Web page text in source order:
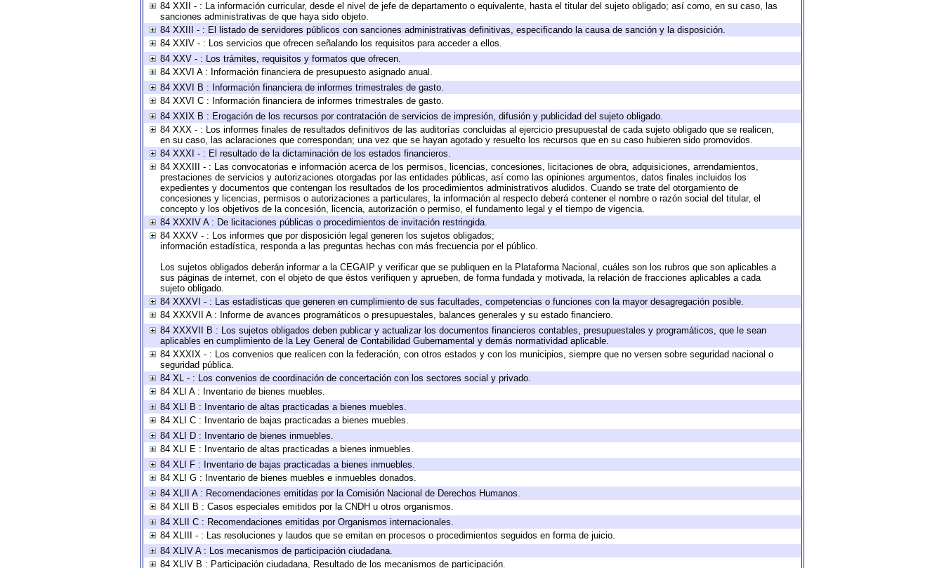
84 XXII - : La información curricular, desde el nivel de jefe de departamento o equivalente, hasta el titular del sujeto obligado; así como, en su caso, las
sanciones administrativas de que haya sido objeto.
84 XXIII - : El listado de servidores públicos con sanciones administrativas definitivas, especificando la causa de sanción y la disposición.
84 XXIV - : Los servicios que ofrecen señalando los requisitos para acceder a ellos.
84 XXV - : Los trámites, requisitos y formatos que ofrecen.
84 XXVI A : Información financiera de presupuesto asignado anual.
84 XXVI B : Información financiera de informes trimestrales de gasto.
84 XXVI C : Información financiera de informes trimestrales de gasto.
84 XXIX B : Erogación de los recursos por contratación de servicios de impresión, difusión y publicidad del sujeto obligado.
84 XXX - : Los informes finales de resultados definitivos de las auditorías concluidas al ejercicio presupuestal de cada sujeto obligado que se realicen,
en su caso, las aclaraciones que correspondan; una vez que se hayan agotado y resuelto los recursos que en su caso hubieren sido promovidos.
84 XXXI - : El resultado de la dictaminación de los estados financieros.
84 XXXIII - : Las convocatorias e información acerca de los permisos, licencias, concesiones, licitaciones de obra, adquisiciones, arrendamientos,
prestaciones de servicios y autorizaciones otorgadas por las entidades públicas, así como las opiniones argumentos, datos finales incluidos los
expedientes y documentos que contengan los resultados de los procedimientos administrativos aludidos. Cuando se trate del otorgamiento de
concesiones y licencias, permisos o autorizaciones a particulares, la información al respecto deberá contener el nombre o razón social del titular, el
concepto y los objetivos de la concesión, licencia, autorización o permiso, el fundamento legal y el tiempo de vigencia.
84 XXXIV A : De licitaciones públicas o procedimientos de invitación restringida.
84 XXXV - : Los informes que por disposición legal generen los sujetos obligados;
información estadística, responda a las preguntas hechas con más frecuencia por el público.
Los sujetos obligados deberán informar a la CEGAIP y verificar que se publiquen en la Plataforma Nacional, cuáles son los rubros que son aplicables a
sus páginas de internet, con el objeto de que éstos verifiquen y aprueben, de forma fundada y motivada, la relación de fracciones aplicables a cada
sujeto obligado.
84 XXXVI - : Las estadísticas que generen en cumplimiento de sus facultades, competencias o funciones con la mayor desagregación posible.
84 XXXVII A : Informe de avances programáticos o presupuestales, balances generales y su estado financiero.
84 XXXVII B : Los sujetos obligados deben publicar y actualizar los documentos financieros contables, presupuestales y programáticos, que le sean
aplicables en cumplimiento de la Ley General de Contabilidad Gubernamental y demás normatividad aplicable.
84 XXXIX - : Los convenios que realicen con la federación, con otros estados y con los municipios, siempre que no versen sobre seguridad nacional o
seguridad pública.
84 XL - : Los convenios de coordinación de concertación con los sectores social y privado.
84 XLI A : Inventario de bienes muebles.
84 XLI B : Inventario de altas practicadas a bienes muebles.
84 XLI C : Inventario de bajas practicadas a bienes muebles.
84 XLI D : Inventario de bienes inmuebles.
84 XLI E : Inventario de altas practicadas a bienes inmuebles.
84 XLI F : Inventario de bajas practicadas a bienes inmuebles.
84 XLI G : Inventario de bienes muebles e inmuebles donados.
84 XLII A : Recomendaciones emitidas por la Comisión Nacional de Derechos Humanos.
84 XLII B : Casos especiales emitidos por la CNDH u otros organismos.
84 XLII C : Recomendaciones emitidas por Organismos internacionales.
84 XLIII - : Las resoluciones y laudos que se emitan en procesos o procedimientos seguidos en forma de juicio.
84 XLIV A : Los mecanismos de participación ciudadana.
84 XLIV B : Participación ciudadana, Resultado de los mecanismos de participación.